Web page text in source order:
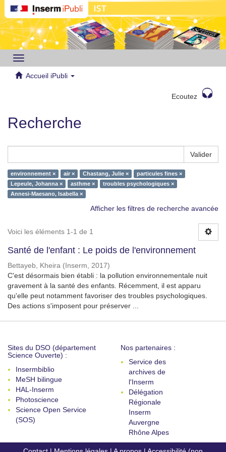
Toggle
navigation
Accueil iPubli
Ecoutez
Recherche
Valider
environnement × air × Chastang, Julie ×
particules fines ×
Lepeule, Johanna ×
asthme ×
troubles psychologiques ×
Annesi-Maesano, Isabella ×
Afficher les filtres de recherche avancée
Voici les éléments 1-1 de 1
Santé de l'enfant : Le poids de l'environnement
Bettayeb, Kheira ( Inserm, 2017)
C'est désormais bien établi : la pollution environnementale nuit
gravement à la santé des enfants. Récemment, il est apparu
qu'elle peut notamment favoriser des troubles psychologiques.
Des actions s'imposent pour préserver ...
Sites du DSO (département
Science Ouverte) :
Insermbiblio
MeSH bilingue
HAL-Inserm
Photoscience
Science Open Service
(SOS)
Nos partenaires :
Service des
archives de
l'Inserm
Délégation
Régionale
Inserm
Auvergne
Rhône Alpes